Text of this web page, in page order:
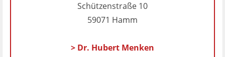
Schützenstraße 10
59071 Hamm
> Dr. Hubert Menken